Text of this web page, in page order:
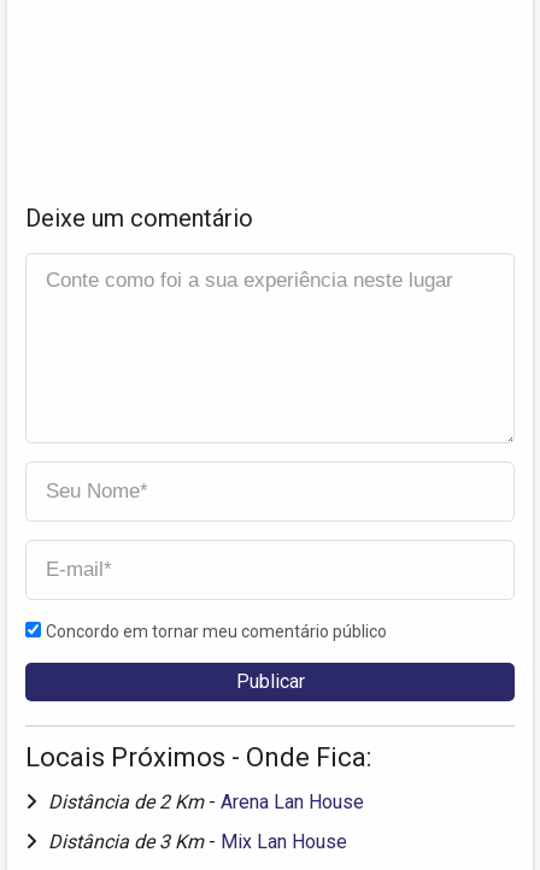
Deixe um comentário
Concordo em tornar meu comentário público
Locais Próximos - Onde Fica:
Distância de 2 Km - Arena Lan House
Distância de 3 Km - Mix Lan House